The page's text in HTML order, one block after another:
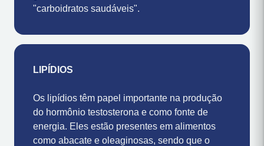
absorção mais lenta e não causam picos de
"carboidratos saudáveis".
LIPÍDIOS
Os lipídios têm papel importante na produção
do hormônio testosterona e como fonte de